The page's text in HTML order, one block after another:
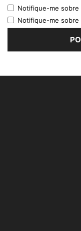
Notifique-me sobre
Notifique-me sobre